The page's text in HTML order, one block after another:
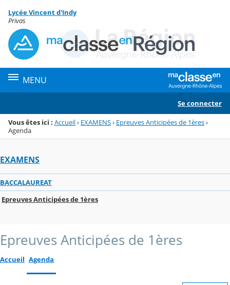
Menu de la rubrique
Contenu
Lycée Vincent d'Indy
Privas
MENU
Se connecter
Vous êtes ici : Accueil› EXAMENS› Epreuves Anticipées de 1ères›
Agenda
EXAMENS
BACCALAUREAT
Epreuves Anticipées de 1ères
Epreuves Anticipées de 1ères
Accueil Agenda